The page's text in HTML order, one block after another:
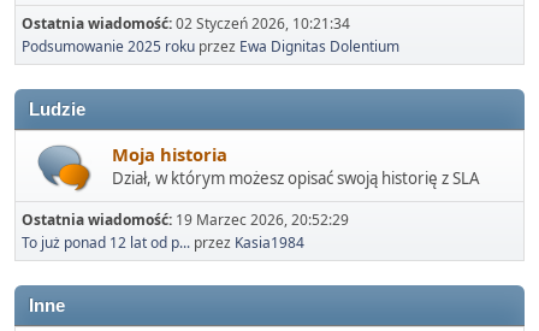
Ostatnia wiadomość:02 Styczeń 2026, 10:21:34
Podsumowanie 2025 roku przez Ewa Dignitas Dolentium
Ludzie
Moja historia
Dział, w którym możesz opisać swoją historię z SLA
Ostatnia wiadomość: 19 Marzec 2026, 20:52:29
To już ponad 12 lat od p... przez Kasia1984
Inne